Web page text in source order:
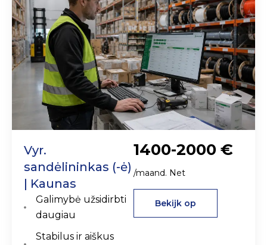
Vyr.
sandėlininkas (-ė)
| Kaunas
Galimybė užsidirbti
daugiau
Stabilus ir aiškus
1400-2000 €
/maand. Net
Bekijk op